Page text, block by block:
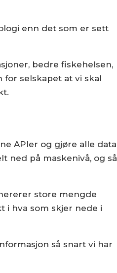
enn det som er sett
bedre fiskehelsen,
selskapet at vi skal
APIer og gjøre alle data
ned på maskenivå, og så
store mengde
i hva som skjer nede i
så snart vi har